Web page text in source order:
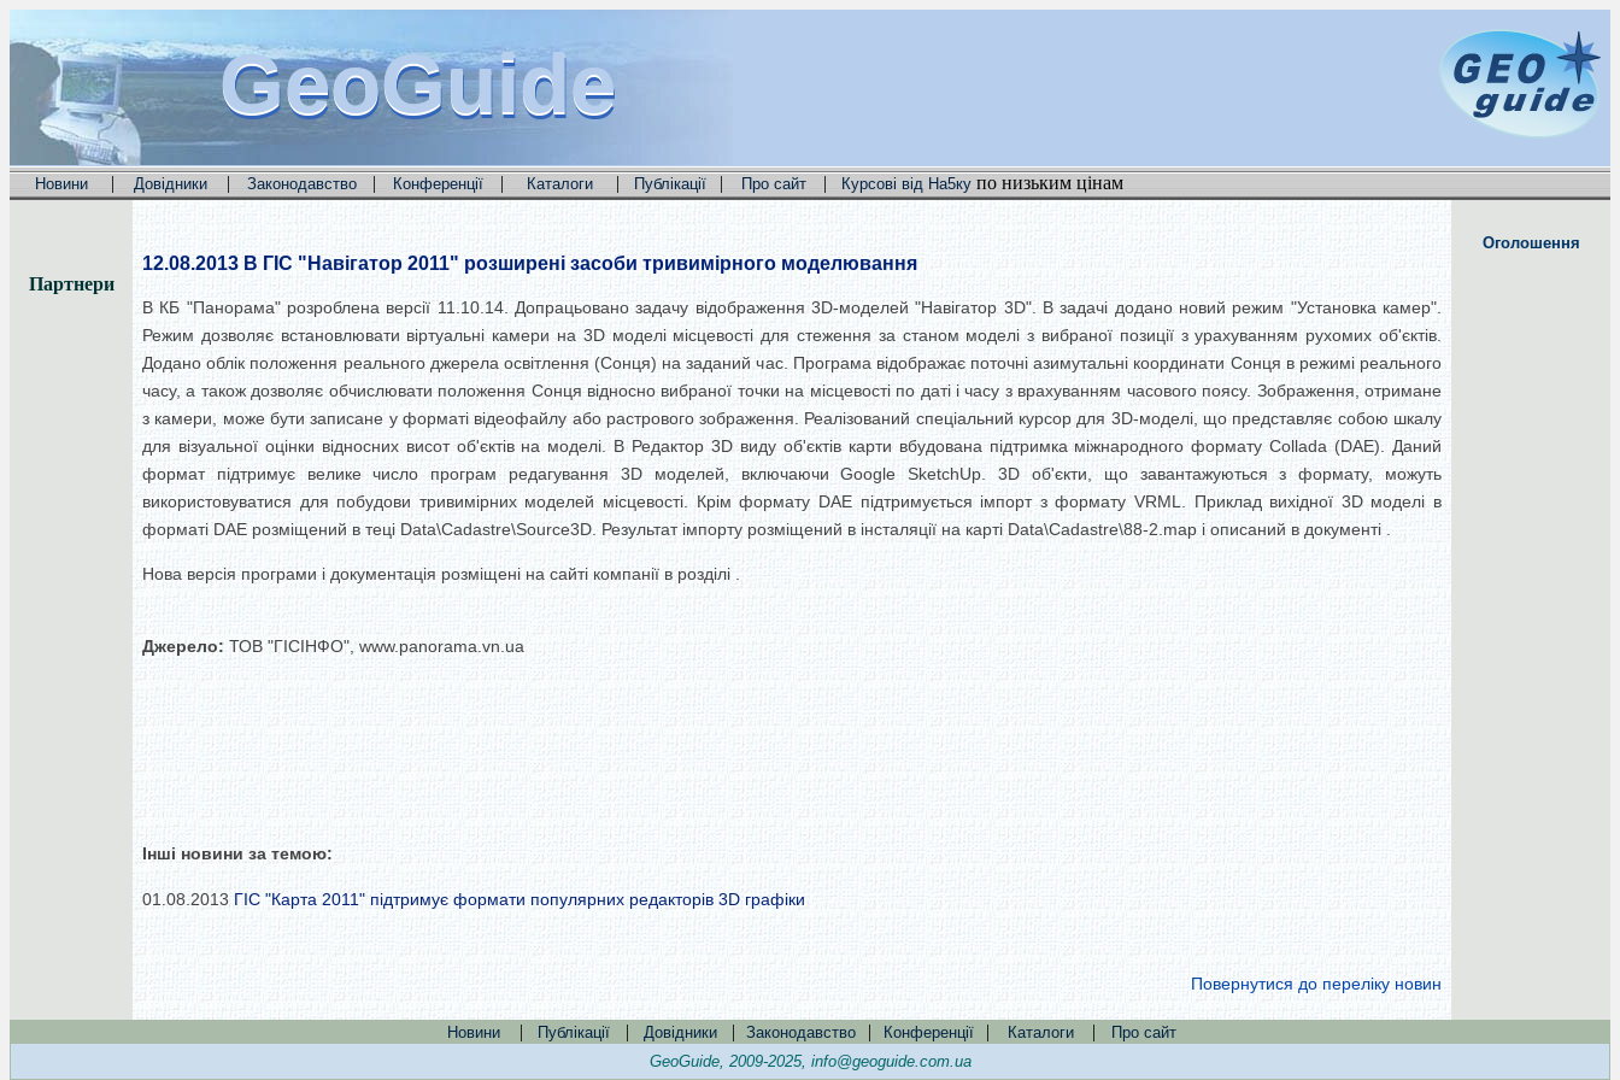
GeoGuide
GeoGuide
GeoGuide
Новини | Довідники | Законодавство | Конференції | Каталоги | Публікації | Про сайт | Курсові від На5ку по низьким цінам
Партнери
12.08.2013 В ГІС "Навігатор 2011" розширені засоби тривимірного моделювання
В КБ "Панорама" розроблена версії 11.10.14. Допрацьовано задачу відображення 3D-моделей "Навігатор 3D". В задачі додано новий режим "Установка камер".
Режим дозволяє встановлювати віртуальні камери на 3D моделі місцевості для стеження за станом моделі з вибраної позиції з урахуванням рухомих об'єктів.
Додано облік положення реального джерела освітлення (Сонця) на заданий час. Програма відображає поточні азимутальні координати Сонця в режимі реального
часу, а також дозволяє обчислювати положення Сонця відносно вибраної точки на місцевості по даті і часу з врахуванням часового поясу. Зображення, отримане
з камери, може бути записане у форматі відеофайлу або растрового зображення. Реалізований спеціальний курсор для 3D-моделі, що представляє собою шкалу
для візуальної оцінки відносних висот об'єктів на моделі. В Редактор 3D виду об'єктів карти вбудована підтримка міжнародного формату Collada (DAE). Даний
формат підтримує велике число програм редагування 3D моделей, включаючи Google SketchUp. 3D об'єкти, що завантажуються з формату, можуть
використовуватися для побудови тривимірних моделей місцевості. Крім формату DAE підтримується імпорт з формату VRML. Приклад вихідної 3D моделі в
форматі DAE розміщений в теці Data\Cadastre\Source3D. Результат імпорту розміщений в інсталяції на карті Data\Cadastre\88-2.map і описаний в документі .
Нова версія програми і документація розміщені на сайті компанії в розділі .
Джерело: ТОВ "ГІСІНФО", www.panorama.vn.ua
Інші новини за темою:
01.08.2013 ГІС "Карта 2011" підтримує формати популярних редакторів 3D графіки
Повернутися до переліку новин
Оголошення
Новини | Публікації | Довідники | Законодавство | Конференції | Каталоги |
Про сайт
GeoGuide, 2009-2025, info@geoguide.com.ua